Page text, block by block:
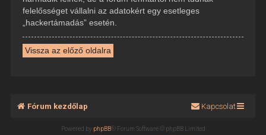
felelősséget vállalni az adatokért egy esetleges
„hackertámadás” esetén.
Vissza az előző oldalra
Fórum kezdőlap Kapcsolat
Powered by phpBB® Forum Software © phpBB Limited